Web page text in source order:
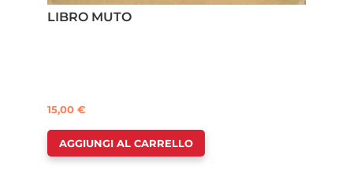
LIBRO MUTO
15,00 €
AGGIUNGI AL CARRELLO